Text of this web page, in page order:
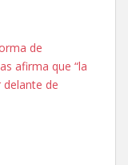
tiene miedo a la
de
afirma que “la
delante de